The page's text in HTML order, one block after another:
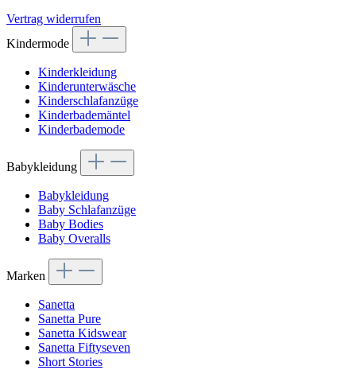
Vertrag widerrufen
Kindermode
Kinderkleidung
Kinderunterwäsche
Kinderschlafanzüge
Kinderbademäntel
Kinderbademode
Babykleidung
Babykleidung
Baby Schlafanzüge
Baby Bodies
Baby Overalls
Marken
Sanetta
Sanetta Pure
Sanetta Kidswear
Sanetta Fiftyseven
Short Stories